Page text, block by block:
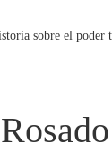
sobre el